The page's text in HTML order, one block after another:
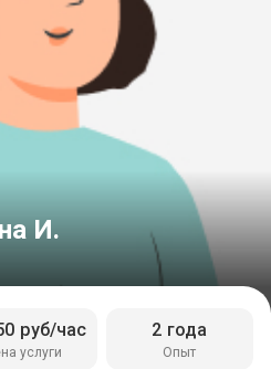
И.
услуги
руб/час
Опыт
2 года